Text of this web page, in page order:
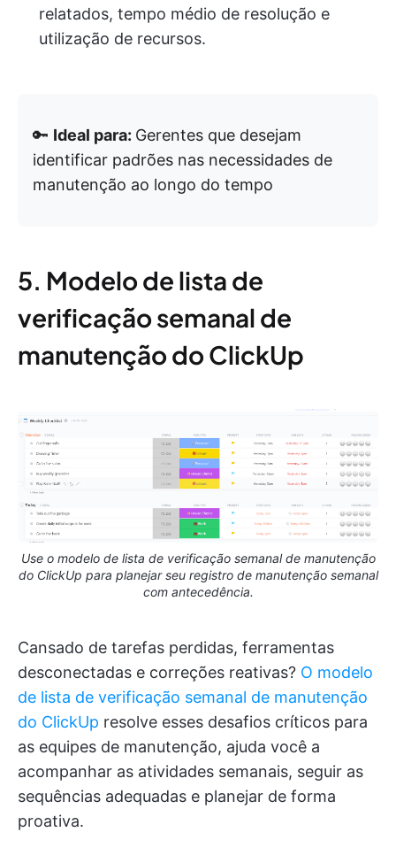
relatados, tempo médio de resolução e
utilização de recursos.
🔑 Ideal para: Gerentes que desejam
identificar padrões nas necessidades de
manutenção ao longo do tempo
5. Modelo de lista de
verificação semanal de
manutenção do ClickUp
Use o modelo de lista de verificação semanal de manutenção
do ClickUp para planejar seu registro de manutenção semanal
com antecedência.
Cansado de tarefas perdidas, ferramentas
desconectadas e correções reativas? O modelo
de lista de verificação semanal de manutenção
do ClickUp resolve esses desafios críticos para
as equipes de manutenção, ajuda você a
acompanhar as atividades semanais, seguir as
sequências adequadas e planejar de forma
proativa.